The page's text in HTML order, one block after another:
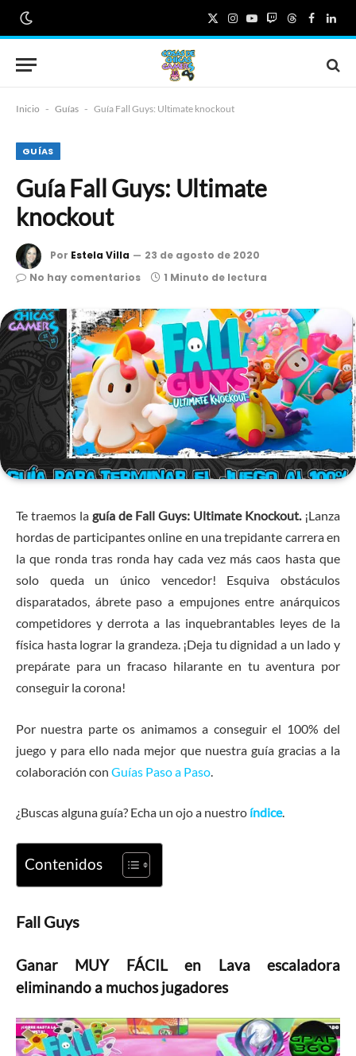
X
(Twitter)
Instagram
YouTube
TwitchThreads
Inicio - Guías - Guía Fall Guys: Ultimate knockout
GUÍAS
Guía Fall Guys: Ultimate
knockout
Por Estela Villa
23 de agosto de 2020
No hay comentarios
1 Minuto de lectura
Te traemos la guía de Fall Guys: Ultimate Knockout.¡Lanza
hordas de participantes online en una trepidante carrera en
la que ronda tras ronda hay cada vez más caos hasta que
solo queda un único vencedor! Esquiva obstáculos
disparatados, ábrete paso a empujones entre anárquicos
competidores y derrota a las inquebrantables leyes de la
física hasta lograr la grandeza. ¡Deja tu dignidad a un lado y
prepárate para un fracaso hilarante en tu aventura por
conseguir la corona!
Por nuestra parte os animamos a conseguir el 100% del
juego y para ello nada mejor que nuestra guía gracias a la
colaboración con Guías Paso a Paso.
¿Buscas alguna guía? Echa un ojo a nuestro índice.
Contenidos
Fall Guys
Ganar MUY FÁCIL en Lava escaladora
eliminando a muchos jugadores